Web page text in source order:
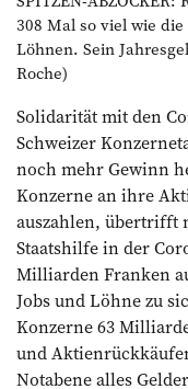
308 Mal so viel wie
Löhnen. Sein
Roche)
Solidarität mit den
Schweizer
noch mehr Gewinn
Konzerne an ihre
auszahlen, übertrifft
Staatshilfe in der
Milliarden Franken
Jobs und Löhne zu
Konzerne 63
und
Notabene alles